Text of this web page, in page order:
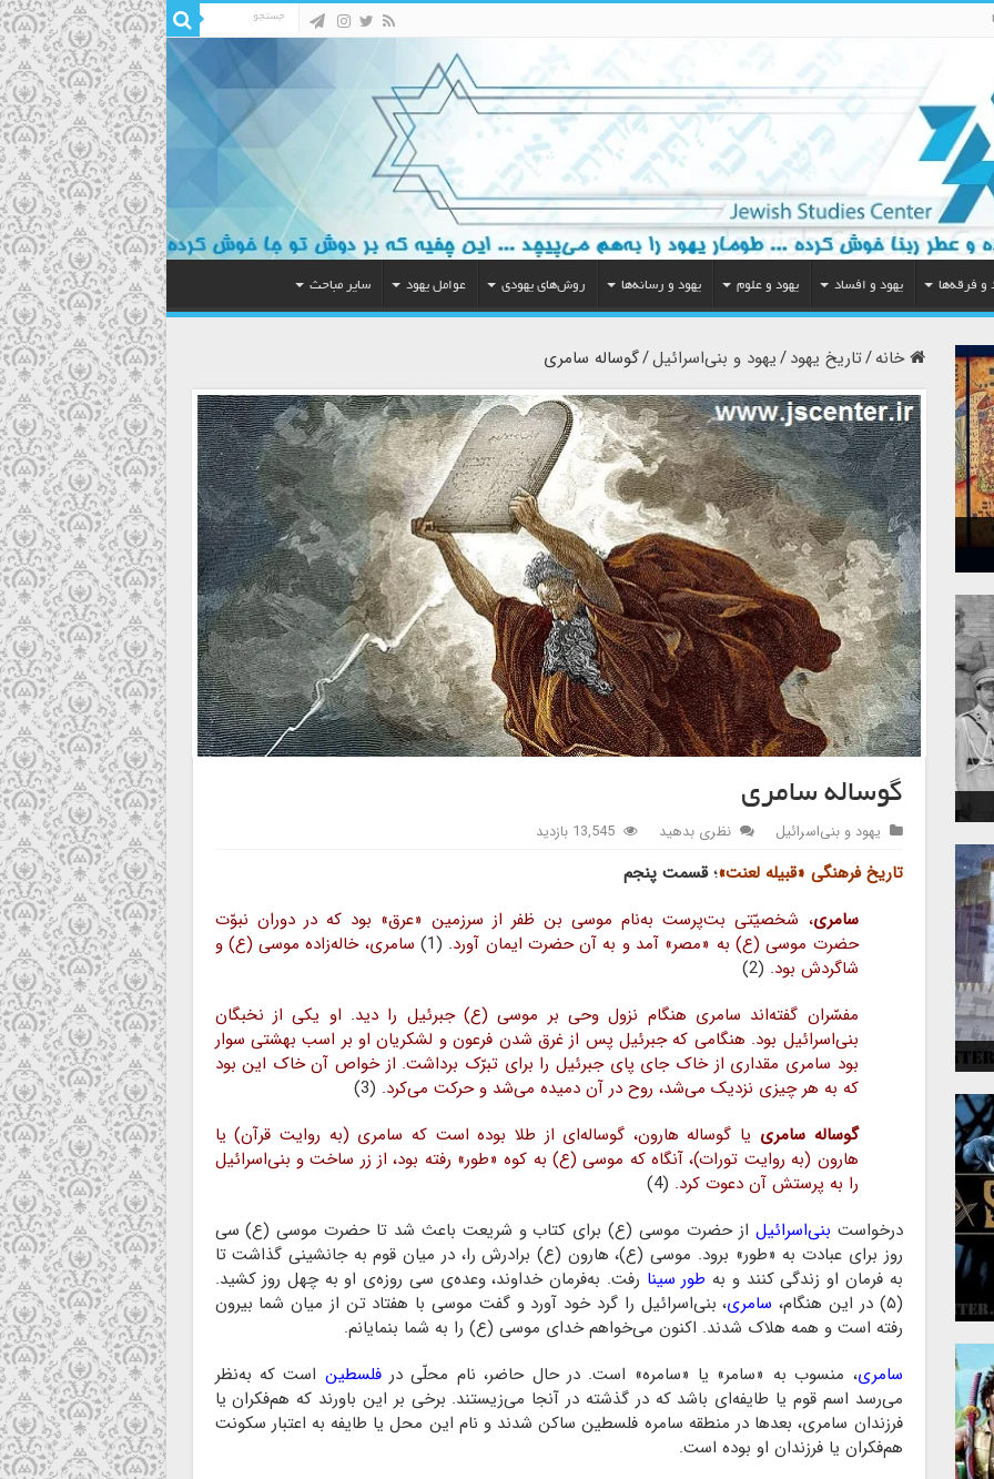
و فرقه‌ها یهود و افساد یهود و علوم یهود و رسانه‌ها روش‌های یهودی عوامل یهود سایر مباحث
خانه/تاریخ یهود/یهود و بنی‌اسرائیل/گوساله سامری
گوساله سامری
یهود و بنی‌اسرائیل نظری بدهید 13,545 بازدید
تاریخ فرهنگی «قبیله لعنت»؛قسمت پنجم
سامری، شخصیّتی بت‌پرست به‌نام موسی بن ظفر از سرزمین «عرق» بود که در دوران نبوّت
حضرت موسی (ع) به «مصر» آمد و به آن حضرت ایمان آورد. (1)
سامری، خاله‌زاده موسی (ع) و
شاگردش بود. (2)
مفسّران گفته‌اند سامری هنگام نزول وحی بر موسی (ع) جبرئیل را دید. او یکی از نخبگان
بنی‌اسرائیل بود. هنگامی که جبرئیل پس از غرق شدن فرعون و لشکریان او بر اسب بهشتی سوار
بود سامری مقداری از خاک جای پای جبرئیل را برای تبرّک برداشت. از خواص آن خاک این بود
که به هر چیزی نزدیک می‌شد، روح در آن دمیده می‌شد و حرکت می‌کرد. (3)
گوساله سامری یا گوساله هارون، گوساله‌ای از طلا بوده است که سامری (به روایت قرآن) یا
هارون (به روایت تورات)، آنگاه که موسی (ع) به کوه «طور» رفته بود، از زر ساخت و بنی‌اسرائیل
را به پرستش آن دعوت کرد. (4)
درخواست بنی‌اسرائیل از حضرت موسی (ع) برای کتاب و شریعت باعث شد تا حضرت موسی (ع) سی
روز برای عبادت به «طور» برود. موسی (ع)، هارون (ع) برادرش را، در میان قوم به جانشینی گذاشت تا
به فرمان او زندگی کنند و به طور سینا رفت. به‌فرمان خداوند، وعده‌ی سی روزه‌ی او به چهل روز کشید.
(۵) در این هنگام،
سامری، بنی‌اسرائیل را گرد خود آورد و گفت موسی با هفتاد تن از میان شما بیرون
رفته است و همه هلاک شدند. اکنون می‌خواهم خدای موسی (ع) را به شما بنمایانم.
سامری، منسوب به «سامر» یا «سامره» است. در حال حاضر، نام محلّی درفلسطین است که به‌نظر
می‌رسد اسم قوم یا طایفه‌ای باشد که در گذشته در آنجا می‌زیستند. برخی بر این باورند که هم‌فکران یا
فرزندان سامری، بعدها در منطقه سامره فلسطین ساکن شدند و نام این محل یا طایفه به اعتبار سکونت
هم‌فکران یا فرزندان او بوده است.
و